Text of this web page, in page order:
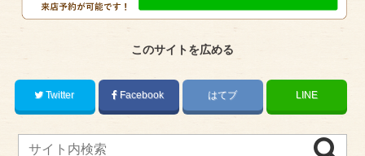
このサイトを広める
Twitter Facebook はてブ LINE